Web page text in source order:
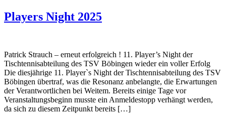
Players Night 2025
Patrick Strauch – erneut erfolgreich ! 11. Player’s Night der
Tischtennisabteilung des TSV Böbingen wieder ein voller Erfolg
Die diesjährige 11. Player`s Night der Tischtennisabteilung des TSV
Böbingen übertraf, was die Resonanz anbelangte, die Erwartungen
der Verantwortlichen bei Weitem. Bereits einige Tage vor
Veranstaltungsbeginn musste ein Anmeldestopp verhängt werden,
da sich zu diesem Zeitpunkt bereits […]